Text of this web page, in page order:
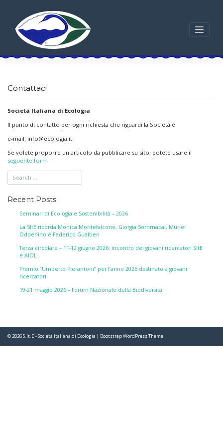
Contattaci
Società Italiana di Ecologia
Il punto di contatto per ogni richiesta che riguardi la Società è
e-mail: info@ecologia.it
Se volete proporre un articolo da pubblicare su sito, potete usare il
seguente form
Recent Posts
Seminari di Ecologia e Sostenibilità – 2026
La SItE ricorda Monica Montefalcone, Giorgia Sommacal, Muriel
Oddenino e Federico Gualtieri
Terza circolare – 11-12 giugno 2026: incontro dei giovani ricercatori SItE
e AIOL
Premio “Umberto Pierantoni” per l’anno 2026 destinato a giovani
ricercatori
19-21 maggio 2026 – Forum Nazionale della Biodiversità
© 2026S.It.E - Società Italiana di Ecologia | Bootstrap WordPress Theme